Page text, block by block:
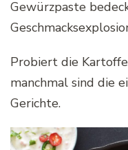
Gewürzpaste
Probiert die
manchmal sind die
Gerichte.